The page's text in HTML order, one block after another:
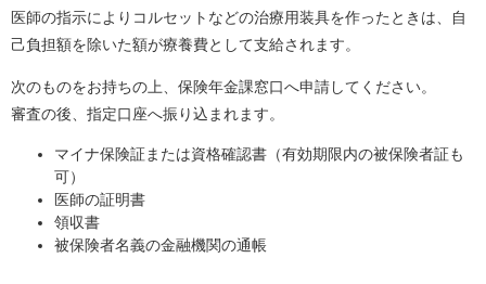
医師の指示によりコルセットなどの治療用装具を作ったときは、自
己負担額を除いた額が療養費として支給されます。
次のものをお持ちの上、保険年金課窓口へ申請してください。
審査の後、指定口座へ振り込まれます。
マイナ保険証または資格確認書（有効期限内の被保険者証も
可）
医師の証明書
領収書
被保険者名義の金融機関の通帳